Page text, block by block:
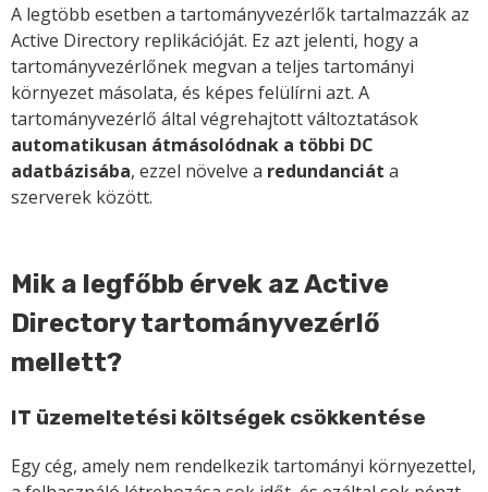
A legtöbb esetben a tartományvezérlők tartalmazzák az
Active Directory replikációját. Ez azt jelenti, hogy a
tartományvezérlőnek megvan a teljes tartományi
környezet másolata, és képes felülírni azt. A
tartományvezérlő által végrehajtott változtatások
automatikusan átmásolódnak a többi DC
adatbázisába, ezzel növelve a redundanciát a
szerverek között.
Mik a legfőbb érvek az Active
Directory tartományvezérlő
mellett?
IT üzemeltetési költségek csökkentése
Egy cég, amely nem rendelkezik tartományi környezettel,